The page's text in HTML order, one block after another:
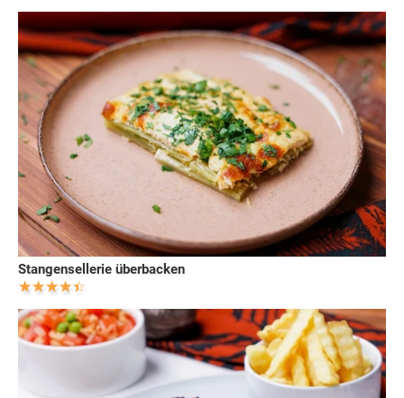
Stangensellerie überbacken